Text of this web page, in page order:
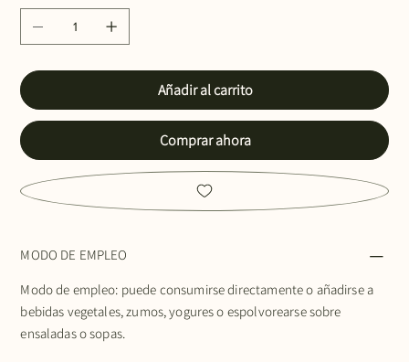
Añadir al carrito
Comprar ahora
MODO DE EMPLEO
Modo de empleo: puede consumirse directamente o añadirse a
bebidas vegetales, zumos, yogures o espolvorearse sobre
ensaladas o sopas.